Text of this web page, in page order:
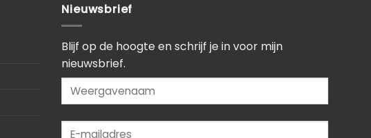
Nieuwsbrief
Blijf op de hoogte en schrijf je in voor mijn
nieuwsbrief.